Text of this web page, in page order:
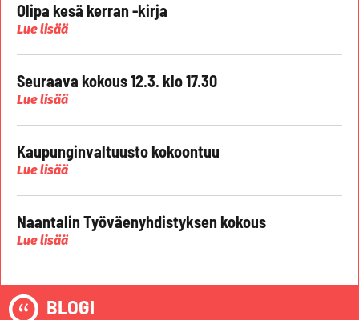
Olipa kesä kerran -kirja
Lue lisää
Seuraava kokous 12.3. klo 17.30
Lue lisää
Kaupunginvaltuusto kokoontuu
Lue lisää
Naantalin Työväenyhdistyksen kokous
Lue lisää
BLOGI